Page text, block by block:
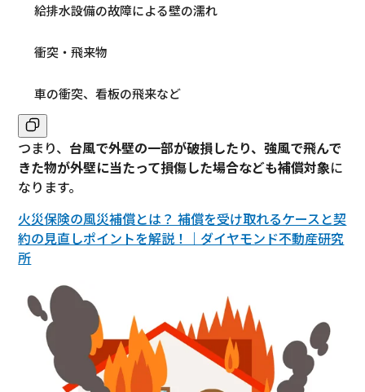
給排水設備の故障による壁の濡れ
衝突・飛来物
車の衝突、看板の飛来など
つまり、 台風で外壁の一部が破損したり、強風で飛んで
きた物が外壁に当たって損傷した場合なども補償対象に
なります。
火災保険の風災補償とは？ 補償を受け取れるケースと契
約の見直しポイントを解説！｜ダイヤモンド不動産研究
所